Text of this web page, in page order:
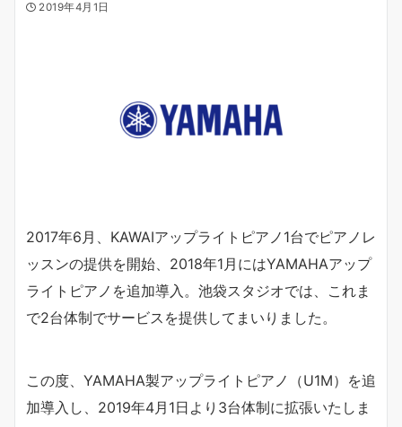
2019年4月1日
2017年6月、KAWAIアップライトピアノ1台でピアノレ
ッスンの提供を開始、2018年1月にはYAMAHAアップ
ライトピアノを追加導入。池袋スタジオでは、これま
で2台体制でサービスを提供してまいりました。
この度、YAMAHA製アップライトピアノ（U1M）を追
加導入し、2019年4月1日より3台体制に拡張いたしま